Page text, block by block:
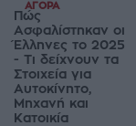
ΑΓΟΡΆ
Πώς
Ασφαλίστηκαν οι
Έλληνες το 2025
- Τι δείχνουν τα
Στοιχεία για
Αυτοκίνητο,
Μηχανή και
Κατοικία